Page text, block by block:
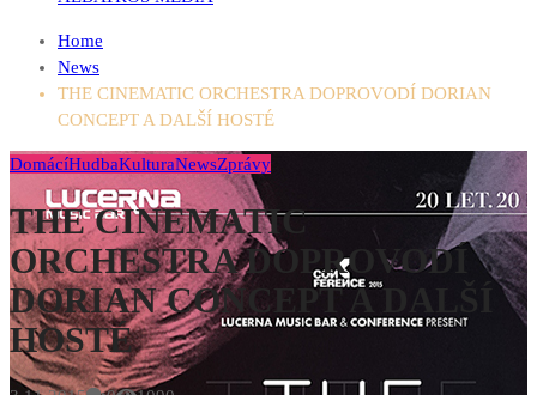
Home
News
THE CINEMATIC ORCHESTRA DOPROVODÍ DORIAN
CONCEPT A DALŠÍ HOSTÉ
DomácíHudbaKulturaNewsZprávy
THE CINEMATIC
ORCHESTRA DOPROVODÍ
DORIAN CONCEPT A DALŠÍ
HOSTÉ